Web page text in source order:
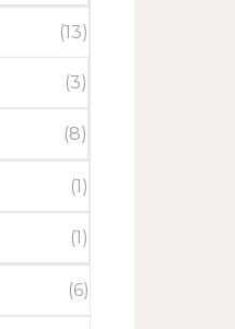
(13)
(3)
(8)
(1)
(1)
(6)